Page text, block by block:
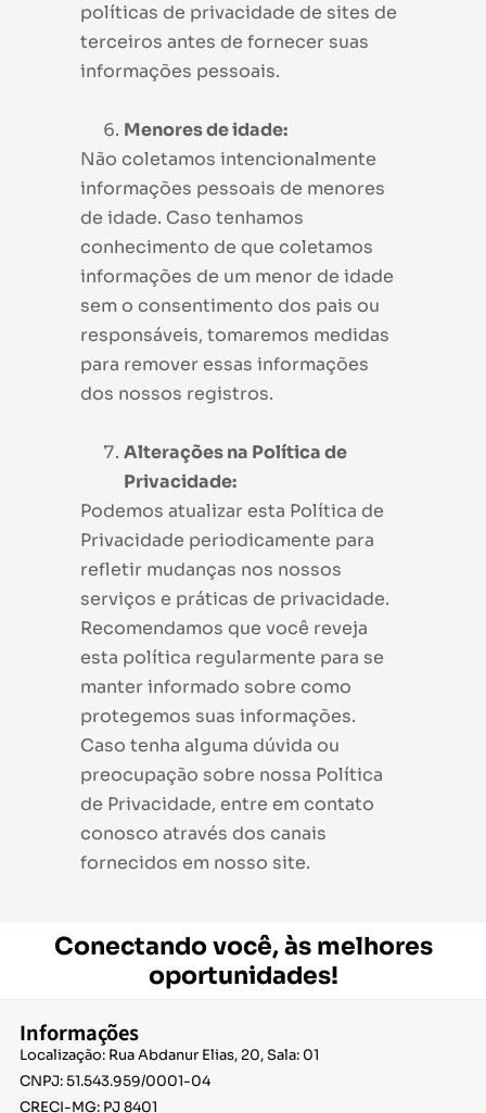
políticas de privacidade de sites de
terceiros antes de fornecer suas
informações pessoais.
Menores de idade:
Não coletamos intencionalmente
informações pessoais de menores
de idade. Caso tenhamos
conhecimento de que coletamos
informações de um menor de idade
sem o consentimento dos pais ou
responsáveis, tomaremos medidas
para remover essas informações
dos nossos registros.
Alterações na Política de
Privacidade:
Podemos atualizar esta Política de
Privacidade periodicamente para
refletir mudanças nos nossos
serviços e práticas de privacidade.
Recomendamos que você reveja
esta política regularmente para se
manter informado sobre como
protegemos suas informações.
Caso tenha alguma dúvida ou
preocupação sobre nossa Política
de Privacidade, entre em contato
conosco através dos canais
fornecidos em nosso site.
Conectando você, às melhores
oportunidades!
Informações
Localização: Rua Abdanur Elias, 20, Sala: 01
CNPJ: 51.543.959/0001-04
CRECI-MG: PJ 8401